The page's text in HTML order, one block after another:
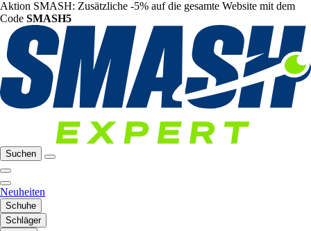
Aktion SMASH: Zusätzliche -5% auf die gesamte Website mit dem
Code SMASH5
Suchen
Neuheiten
Schuhe
Schläger